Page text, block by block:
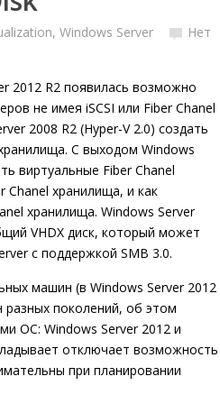
, Windows Server Нет
2012 R2 появилась возможно
не имея iSCSI или Fiber Chanel
2008 R2 (Hyper-V 2.0) создать
C выходом Windows
виртуальные Fiber Chanel
хранилища, и как
хранилища. Windows Server
VHDX диск, который может
с поддержкой SMB 3.0.
машин (в Windows Server 2012
поколений, об этом
ОС: Windows Server 2012 и
отключает возможность
при планировании